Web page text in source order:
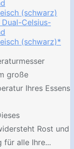
Celsius-
(schwarz)*
große
Ihres Essens
Rost und
für alle Ihre...